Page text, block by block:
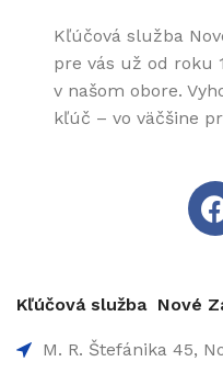
Kľúčová služba
pre vás už od roku
v našom obore.
kľúč – vo väčšine
Kľúčová služba Nové
M. R. Štefánika 45,